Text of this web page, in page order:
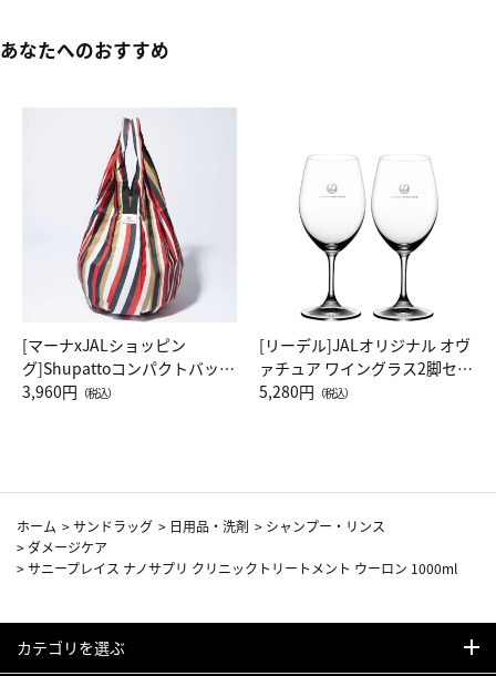
あなたへのおすすめ
[マーナxJALショッピン
グ]Shupattoコンパクトバッグ
Drop JAL客室乗務員（LC）ス
3,960円 （税込）
[リーデル]JALオリジナル オヴ
ァチュア ワイングラス2脚セッ
ト（レッドワイン）
5,280円 （税込）
ホーム >サンドラッグ > 日用品・洗剤 > シャンプー・リンス
> ダメージケア
>サニープレイス ナノサプリ クリニックトリートメント ウーロン 1000ml
カテゴリを選ぶ